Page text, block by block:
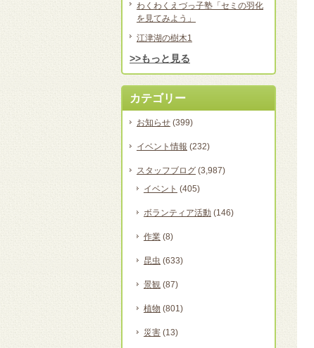
わくわくえづっ子塾「セミの羽化
を見てみよう」
江津湖の樹木1
>>もっと見る
カテゴリー
お知らせ (399)
イベント情報 (232)
スタッフブログ (3,987)
イベント (405)
ボランティア活動 (146)
作業 (8)
昆虫 (633)
景観 (87)
植物 (801)
災害 (13)